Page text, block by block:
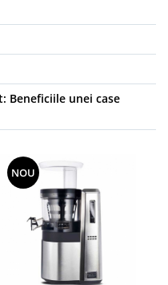
Beneficiile unei case
NOU